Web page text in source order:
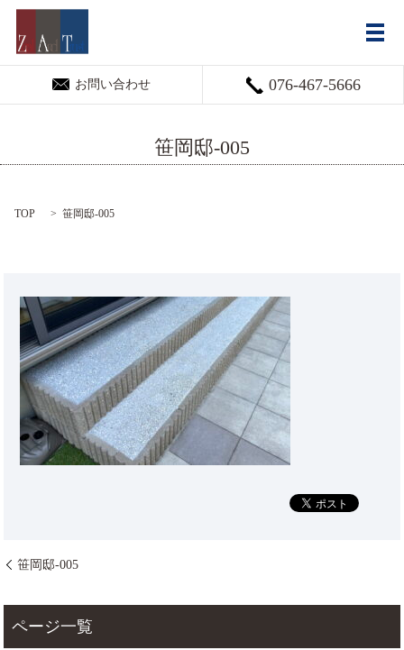
お問い合わせ 076-467-5666
メ
笹岡邸-005
TOP 笹岡邸-005
笹岡邸-005